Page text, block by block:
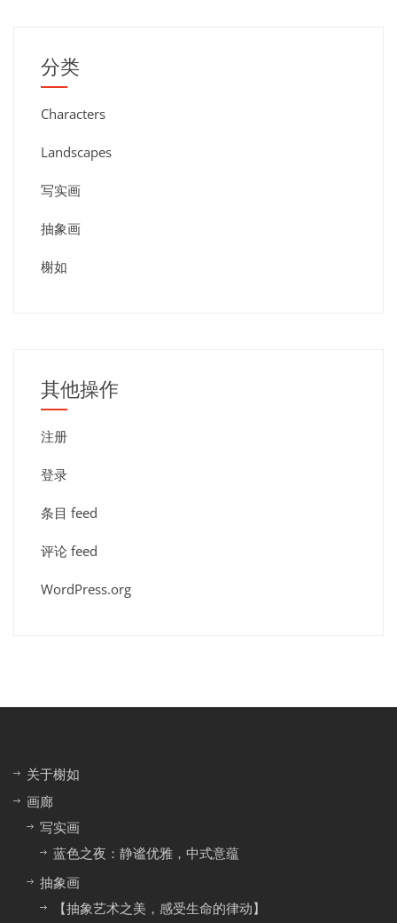
分类
Characters
Landscapes
写实画
抽象画
榭如
其他操作
注册
登录
条目 feed
评论 feed
WordPress.org
关于榭如
画廊
写实画
蓝色之夜：静谧优雅，中式意蕴
抽象画
【抽象艺术之美，感受生命的律动】